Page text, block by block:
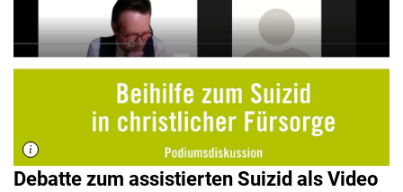
Debatte zum assistierten Suizid als Video